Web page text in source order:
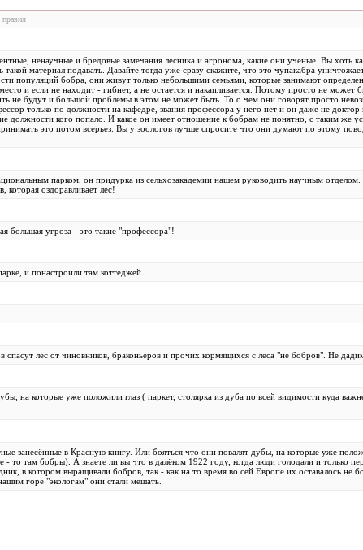
правил
ненаучные и бредовые замечания лесника и агронома, какие они ученые. Вы хоть
такой материал подавать. Давайте тогда уже сразу скажите, что это чупакабра
популяций бобра, они живут только небольшими семьями, которые занимают
и если не находит - гибнет, а не остается и накапливается. Потому просто не может
не будут и большой проблемы в этом не может быть. То о чем они говорят просто
только по должности на кафедре, звания профессора у него нет и он даже не доктор
должности кого попало. И какое он имеет отношение к бобрам не понятно, с таким же
это потом всерьез. Вы у зоологов лучше спросите что они думают по этому
парком, он придурка из сельхозакадемии нашем руководить научным
которая оздоравливает лес!
большая угроза - это такие "профессора"!
и понастроили там коттеджей.
спасут лес от чиновников, браконьеров и прочих кормящихся с леса "не бобров". Не
на которые уже положили глаз ( паркет, столярка из дуба по всей видимости куда
занесённые в Красную книгу. Или бояться что они повалят дубы, на которые уже
- то там бобры). А знаете ли вы что в далёком 1922 году, когда люди голодали и только
в котором выращивали бобров, так - как на то время во сей Европе их оставалось не
горе "экологам" они стали мешать.